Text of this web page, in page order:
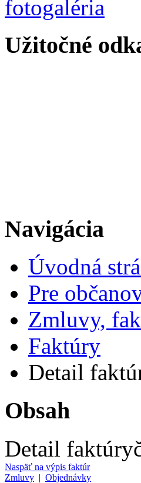
Užitočné
Navigácia
Úvodná
Pre
Zmluvy,
Faktúry
Detail
Obsah
Detail faktúry
Naspäť na výpis faktúr
Zmluvy | Objednávky